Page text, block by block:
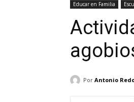
Educar en Familia
Por Antonio